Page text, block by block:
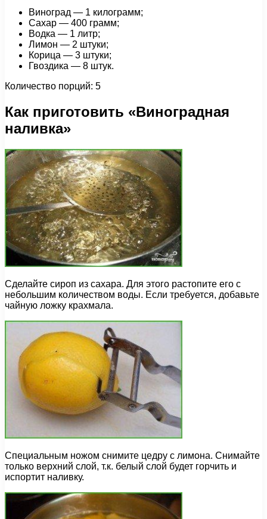
Виноград — 1 килограмм;
Сахар — 400 грамм;
Водка — 1 литр;
Лимон — 2 штуки;
Корица — 3 штуки;
Гвоздика — 8 штук.
Количество порций: 5
Как приготовить «Виноградная
наливка»
Сделайте сироп из сахара. Для этого растопите его с
небольшим количеством воды. Если требуется, добавьте
чайную ложку крахмала.
Специальным ножом снимите цедру с лимона. Снимайте
только верхний слой, т.к. белый слой будет горчить и
испортит наливку.